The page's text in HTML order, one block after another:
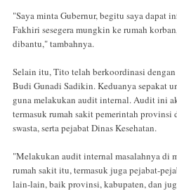
"Saya minta Gubernur, begitu saya dapat
Fakhiri sesegera mungkin ke rumah
dibantu," tambahnya.
Selain itu, Tito telah berkoordinasi
Budi Gunadi Sadikin. Keduanya sepakat
guna melakukan audit internal. Audit ini
termasuk rumah sakit pemerintah provinsi
swasta, serta pejabat Dinas Kesehatan.
"Melakukan audit internal masalahnya di
rumah sakit itu, termasuk juga pejabat-
lain-lain, baik provinsi, kabupaten, dan